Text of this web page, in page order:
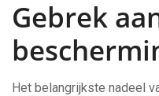
Gebrek
Het belangrijkste nadeel